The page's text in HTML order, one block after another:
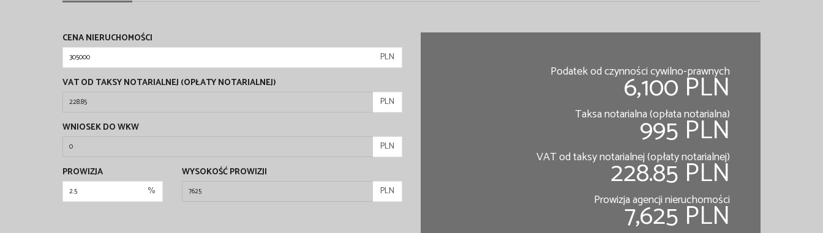
CENA NIERUCHOMOŚCI
PLN
VAT OD TAKSY NOTARIALNEJ (OPŁATY NOTARIALNEJ)
PLN
WNIOSEK DO WKW
PLN
PROWIZJA
%
WYSOKOŚĆ PROWIZJI
PLN
Podatek od czynności cywilno-prawnych
6,100 PLN
Taksa notarialna (opłata notarialna)
995 PLN
VAT od taksy notarialnej (opłaty notarialnej)
228.85 PLN
Prowizja agencji nieruchomości
7,625 PLN